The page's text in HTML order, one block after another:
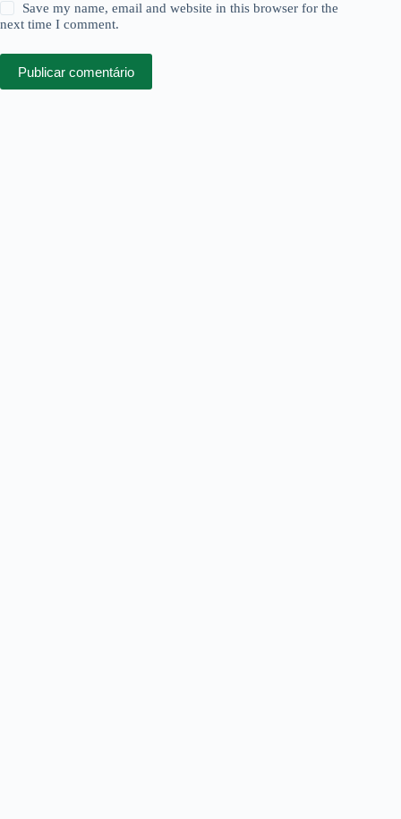
Save my name, email and website in this browser for the
next time I comment.
Publicar comentário